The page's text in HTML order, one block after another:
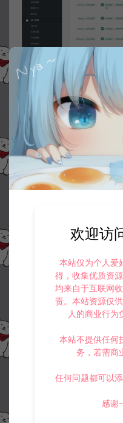
资源下载
此资源下载价格为 50
©版
若您需要商业运营或用于其
如果本站有侵犯、不妥之处
本站提供的所有资源仅供参
侵权联系邮箱：
欢迎访
本站仅为个人爱
得，收集优质资
均来自于互联网
责。本站资源仅
人的商业行为
本站不提供任何
务，若需商
任何问题都可以
感谢